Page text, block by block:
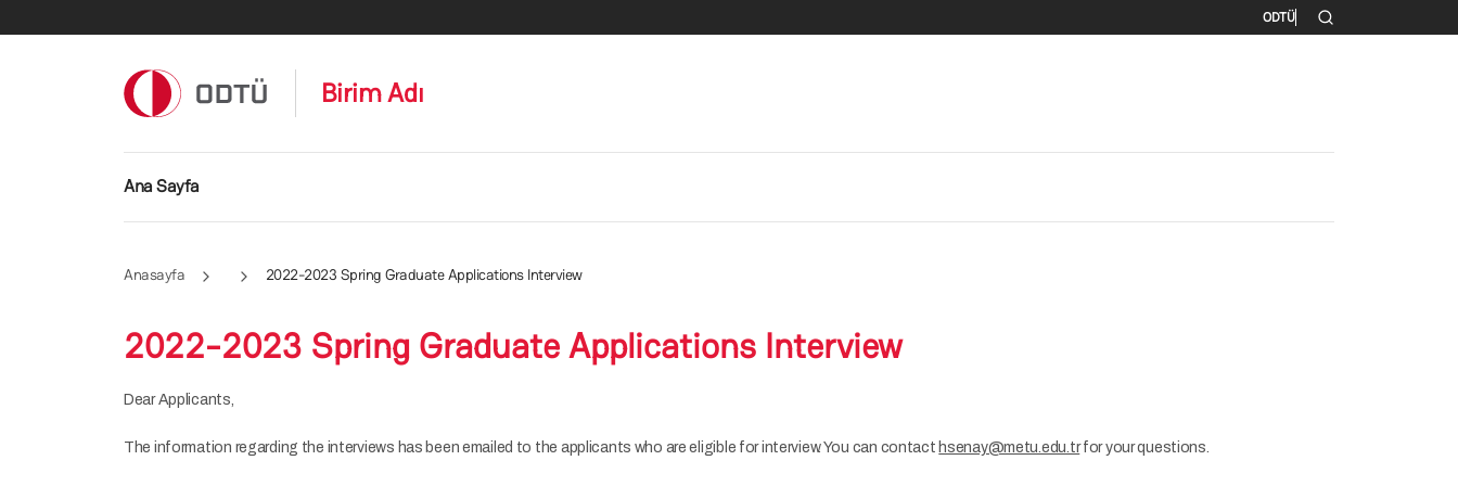
İkincil menü
ODTÜ
Birim Adı
Ana gezinti menüsü
Ana Sayfa
Anasayfa 2022-2023 Spring Graduate Applications Interview
2022-2023 Spring Graduate Applications Interview
Dear Applicants,
The information regarding the interviews has been emailed to the applicants who are eligible for interview. You can contact hsenay@metu.edu.trfor your questions.